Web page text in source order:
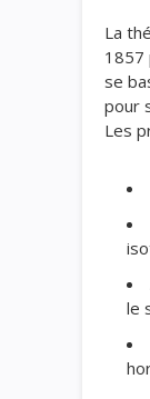
La
1857
se
pour
Les
le